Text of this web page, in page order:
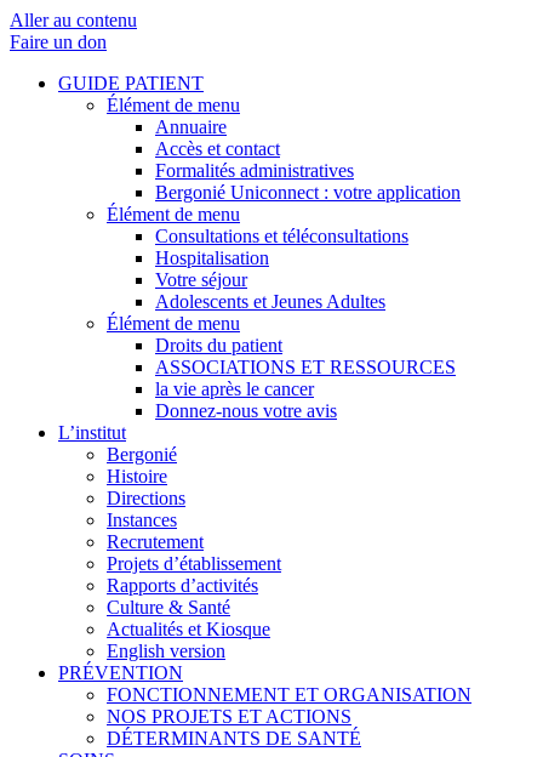
Aller au contenu
Faire un don
GUIDE PATIENT
Élément de menu
Annuaire
Accès et contact
Formalités administratives
Bergonié Uniconnect : votre application
Élément de menu
Consultations et téléconsultations
Hospitalisation
Votre séjour
Adolescents et Jeunes Adultes
Élément de menu
Droits du patient
ASSOCIATIONS ET RESSOURCES
la vie après le cancer
Donnez-nous votre avis
L’institut
Bergonié
Histoire
Directions
Instances
Recrutement
Projets d’établissement
Rapports d’activités
Culture & Santé
Actualités et Kiosque
English version
PRÉVENTION
FONCTIONNEMENT ET ORGANISATION
NOS PROJETS ET ACTIONS
DÉTERMINANTS DE SANTÉ